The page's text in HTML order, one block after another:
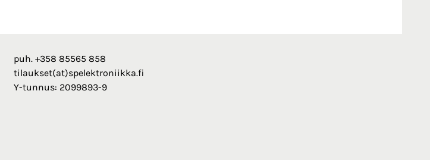
puh. +358 85565 858
tilaukset(at)spelektroniikka.fi
Y-tunnus: 2099893-9